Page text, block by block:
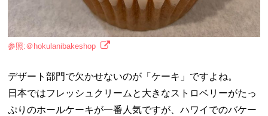
参照:＠hokulanibakeshop
デザート部門で欠かせないのが「ケーキ」ですよね。
日本ではフレッシュクリームと大きなストロベリーがたっ
ぷりのホールケーキが一番人気ですが、ハワイでのバケー